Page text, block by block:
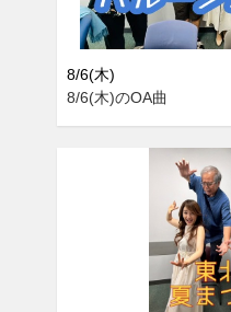
8/6(木)
8/6(木)のOA曲